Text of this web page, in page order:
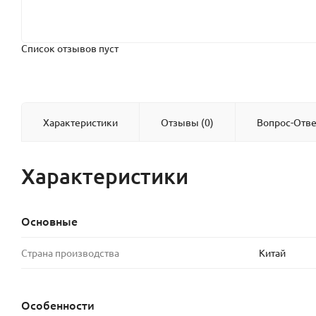
Список отзывов пуст
Характеристики Отзывы (0) Вопрос-
Характеристики
Основные
Страна производства Китай
Особенности